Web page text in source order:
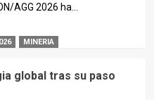
AGG 2026 ha...
MINERIA
global tras su paso